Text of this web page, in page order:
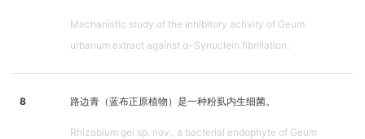
Mechanistic study of the inhibitory activity of Geum
urbanum extract against α-Synuclein fibrillation.
8 路边青（蓝布正原植物）是一种粉虱内生细菌。
Rhizobium gei sp. nov., a bacterial endophyte of Geum